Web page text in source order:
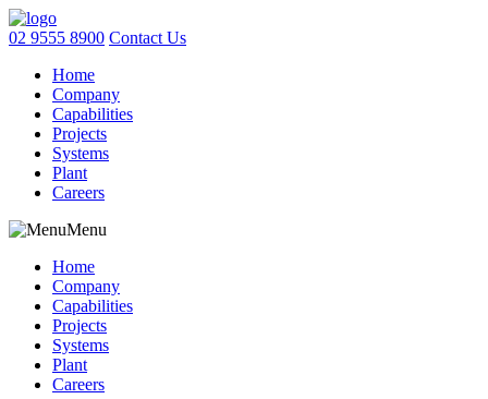
02 9555 8900 Contact Us
Home
Company
Capabilities
Projects
Systems
Plant
Careers
Menu
Home
Company
Capabilities
Projects
Systems
Plant
Careers